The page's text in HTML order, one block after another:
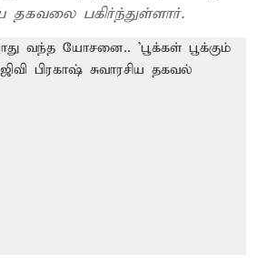
தகவலை பகிர்ந்துள்ளார்.